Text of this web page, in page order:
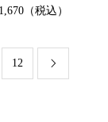
（税込）
12 